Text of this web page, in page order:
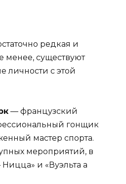
редкая и
менее, существуют
личности с этой
— французский
гонщик
мастер спорта.
мероприятий, в
и «Вуэльта a